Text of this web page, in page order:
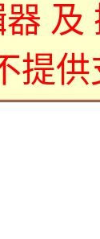
及
提